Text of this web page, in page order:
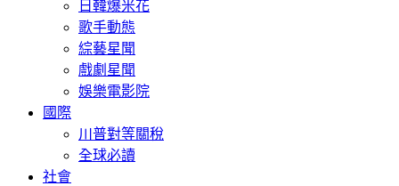
日韓爆米花
歌手動態
綜藝星聞
戲劇星聞
娛樂電影院
國際
川普對等關稅
全球必讀
社會